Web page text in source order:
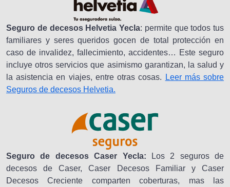
Seguro de decesos Helvetia Yecla: permite que todos tus
familiares y seres queridos gocen de total protección en
caso de invalidez, fallecimiento, accidentes… Este seguro
incluye otros servicios que asimismo garantizan, la salud y
la asistencia en viajes, entre otras cosas.
Leer más sobre
Seguros de decesos Helvetia.
Seguro de decesos Caser Yecla: Los 2 seguros de
decesos de Caser, Caser Decesos Familiar y Caser
Decesos Creciente comparten coberturas, mas las